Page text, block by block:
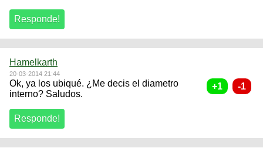
Hamelkarth
20-03-2014 21:44
Ok, ya los ubiqué. ¿Me decis el diametro
interno? Saludos.